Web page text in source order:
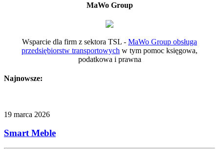
MaWo Group
Wsparcie dla firm z sektora TSL - MaWo Group obsługa
przedsiębiorstw transportowych w tym pomoc księgowa,
podatkowa i prawna
Najnowsze:
19 marca 2026
Smart Meble